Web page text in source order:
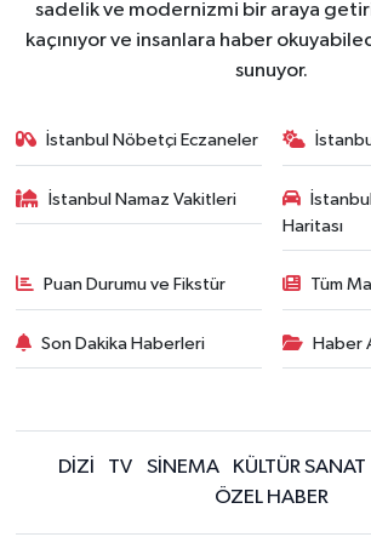
sadelik ve modernizmi bir araya
kaçınıyor ve insanlara haber
sunuyor.
İstanbul Nöbetçi Eczaneler
İstanbul Namaz Vakitleri
Haritası
Puan Durumu ve Fikstür Tüm
Son Dakika Haberleri Haber
DİZİ TV SİNEMA KÜLTÜR SANAT
ÖZEL HABER